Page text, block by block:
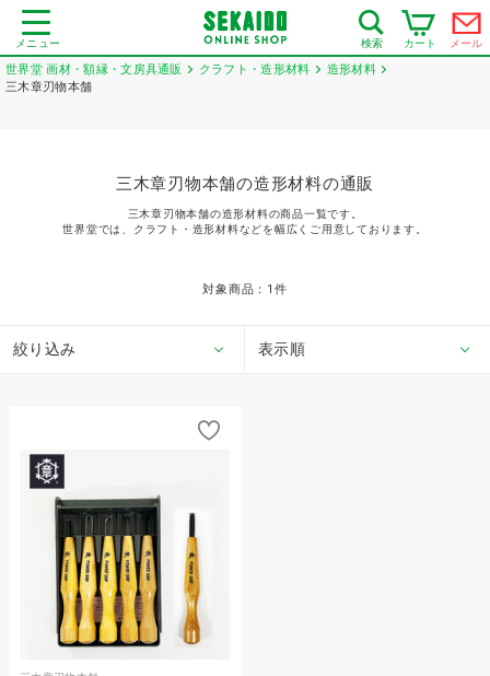
メニュー 検索 カート メール
世界堂 画材・額縁・文房具通販 クラフト・造形材料
造形材料
三木章刃物本舗
三木章刃物本舗の造形材料の通販
三木章刃物本舗の造形材料の商品一覧です。
世界堂では、クラフト・造形材料などを幅広くご用意しております。
対象商品： 1 件
絞り込み 表示順